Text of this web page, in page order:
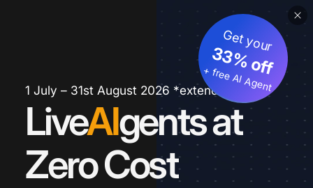
1 July – 31st August 2026 *extended
LiveAIgents at
Zero Cost
Get your
33% off
+ free AI Agent